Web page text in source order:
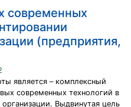
современных
(предприятия,
является – комплексный
современных технологий в
Выдвинутая цель